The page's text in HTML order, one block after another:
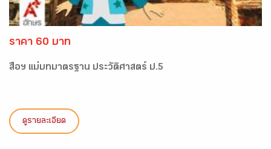
ราคา 60 บาท
สื่อฯ แม่บทมาตรฐาน ประวัติศาสตร์ ป.5
ดูรายละเอียด